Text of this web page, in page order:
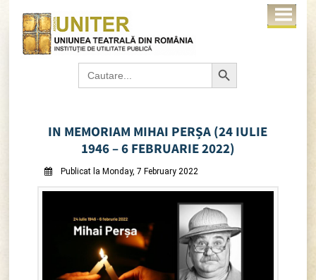
Search
for:
Search Button
IN MEMORIAM MIHAI PERȘA (24 IULIE
1946 – 6 FEBRUARIE 2022)
Publicat la Monday, 7 February 2022